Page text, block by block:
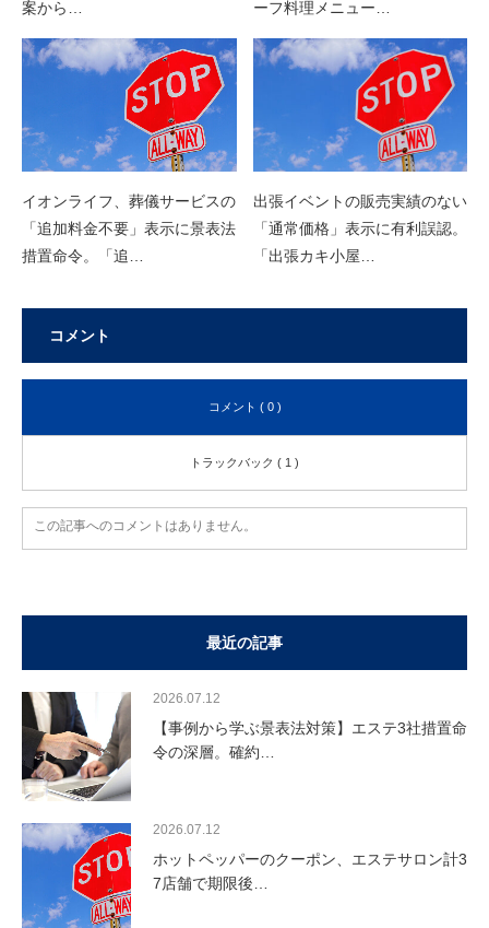
案から… ーフ料理メニュー…
イオンライフ、葬儀サービスの
「追加料金不要」表示に景表法
措置命令。「追…
出張イベントの販売実績のない
「通常価格」表示に有利誤認。
「出張カキ小屋…
コメント
コメント ( 0 )
トラックバック ( 1 )
この記事へのコメントはありません。
最近の記事
2026.07.12
【事例から学ぶ景表法対策】エステ3社措置命
令の深層。確約…
2026.07.12
ホットペッパーのクーポン、エステサロン計3
7店舗で期限後…